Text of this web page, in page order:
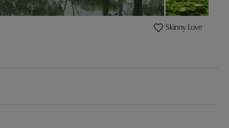
Skinny Love